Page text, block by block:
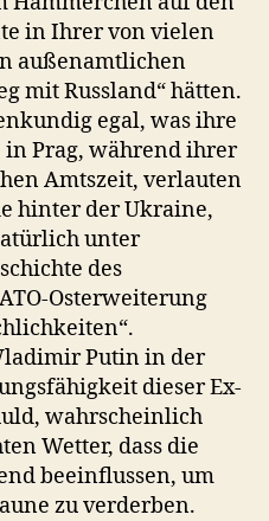
in Ihrer von vielen
außenamtlichen
mit Russland“ hätten.
egal, was ihre
Prag, während ihrer
Amtszeit, verlauten
hinter der Ukraine,
unter
des
Osterweiterung
Putin in der
dieser Ex-
wahrscheinlich
Wetter, dass die
beeinflussen, um
zu verderben.